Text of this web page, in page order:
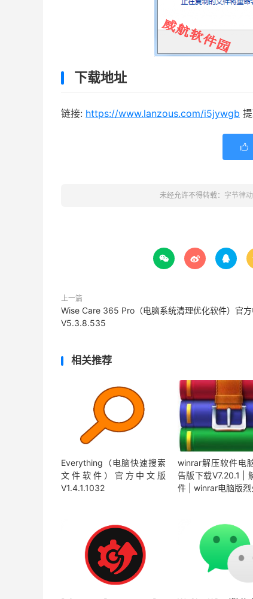
下载地址
链接: https://www.lanzous.com/i5jywgb

未经允许不得转载： 字节律动
  
上一篇
Wise Care 365 Pro（电脑系统清理优化软件）官
V5.3.8.535
相关推荐
Everything（电脑快速搜索
文件软件）官方中文版
V1.4.1.1032
winrar解压软件电
告版下载V7.20.1 |
件 | winrar电脑版烈